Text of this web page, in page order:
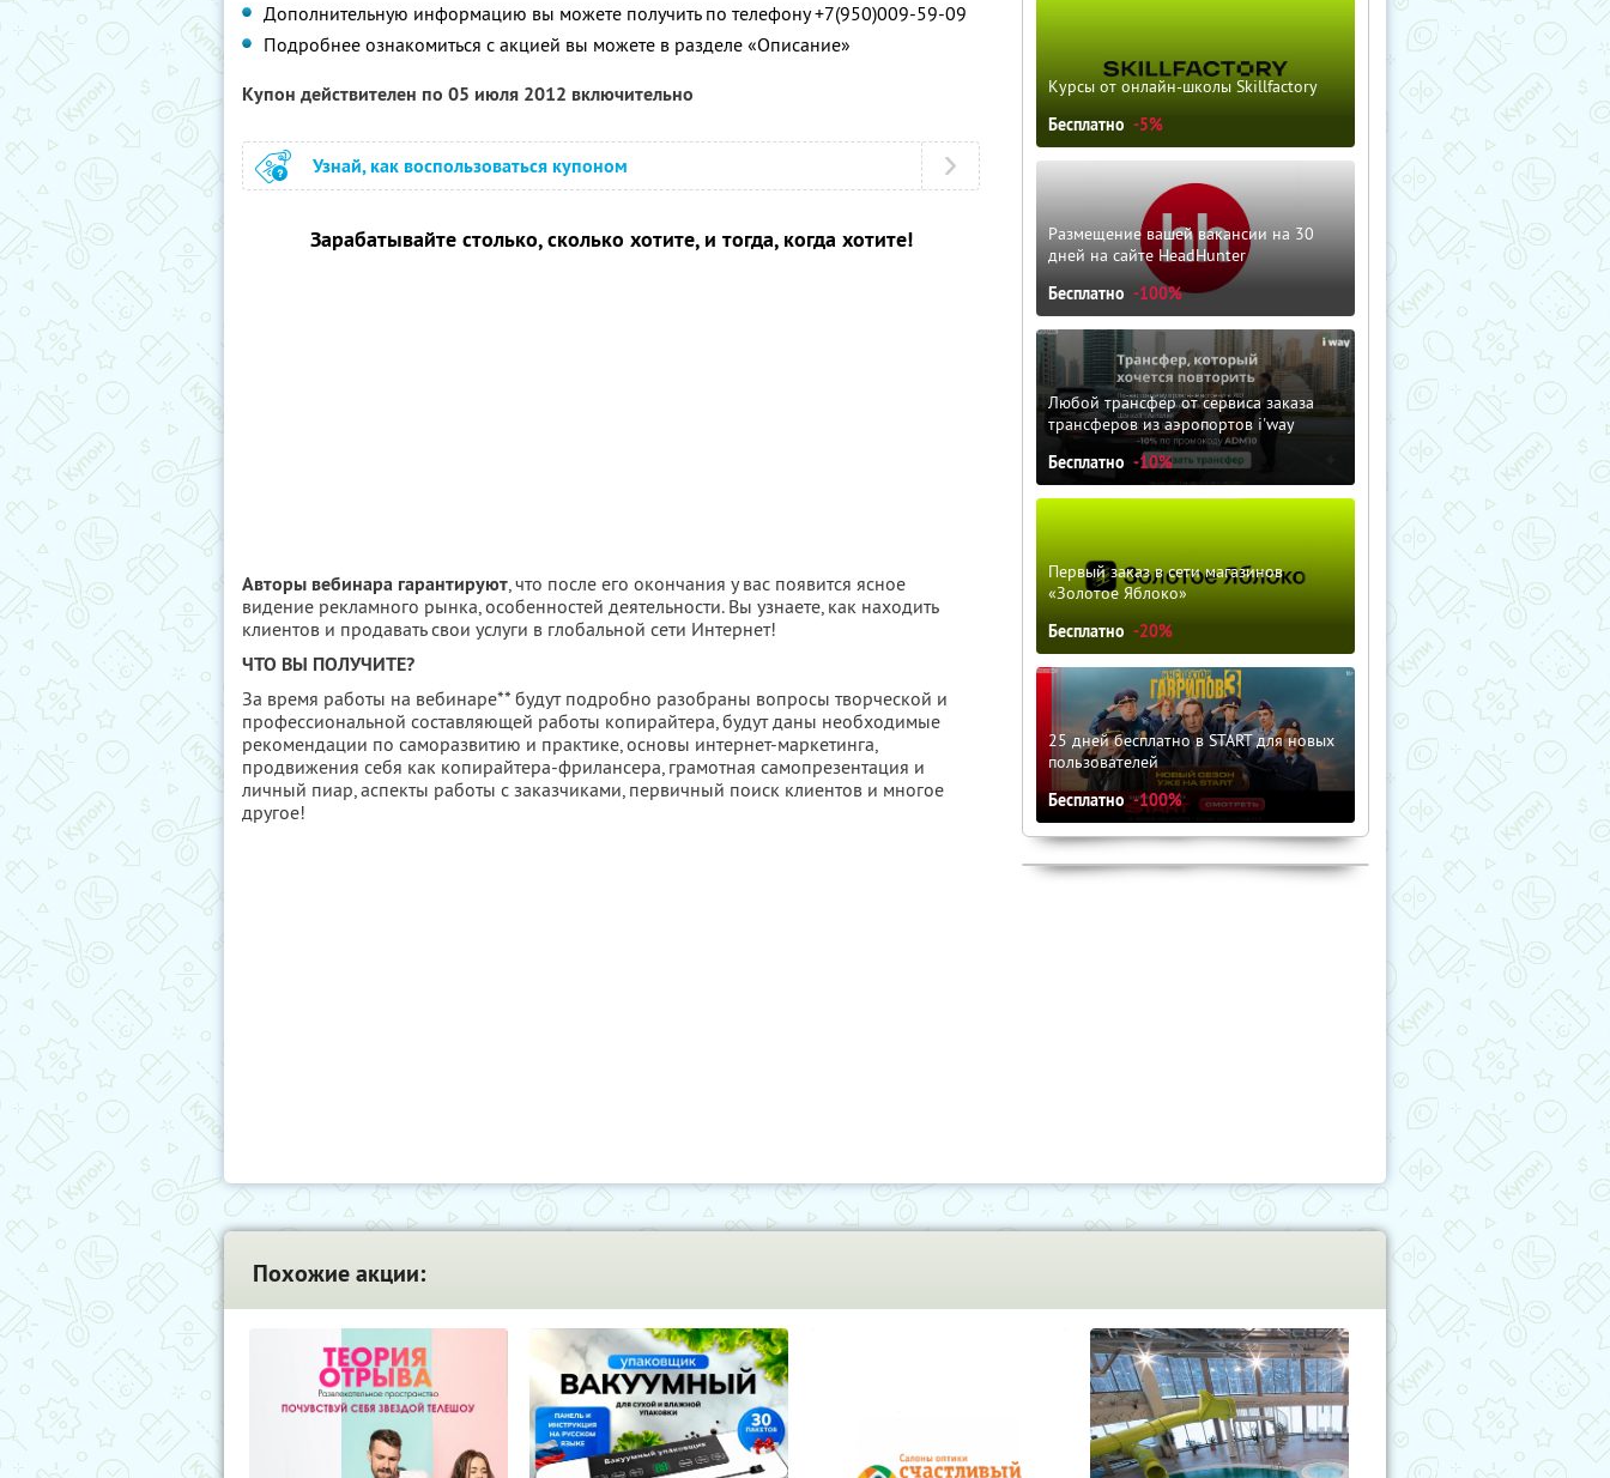
Дополнительную информацию вы можете получить по телефону +7(950)009-59-09
Подробнее ознакомиться с акцией вы можете в разделе «Описание»
Купон действителен по 05 июля 2012 включительно
Узнай, как воспользоваться купоном
Зарабатывайте столько, сколько хотите, и тогда, когда хотите!
Авторы вебинара гарантируют, что после его окончания у вас появится ясное
видение рекламного рынка, особенностей деятельности. Вы узнаете, как находить
клиентов и продавать свои услуги в глобальной сети Интернет!
ЧТО ВЫ ПОЛУЧИТЕ?
За время работы на вебинаре** будут подробно разобраны вопросы творческой и
профессиональной составляющей работы копирайтера, будут даны необходимые
рекомендации по саморазвитию и практике, основы интернет-маркетинга,
продвижения себя как копирайтера-фрилансера, грамотная самопрезентация и
личный пиар, аспекты работы с заказчиками, первичный поиск клиентов и многое
другое!
Курсы от онлайн-школы Skillfactory
Бесплатно -5%
Размещение вашей вакансии на 30
дней на сайте HeadHunter
Бесплатно -100%
Любой трансфер от сервиса заказа
трансферов из аэропортов i'way
Бесплатно -10%
Первый заказ в сети магазинов
«Золотое Яблоко»
Бесплатно -20%
25 дней бесплатно в START для новых
пользователей
Бесплатно -100%
Похожие акции: